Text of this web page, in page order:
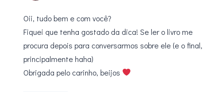
Oii, tudo bem e com você?
Fiquei que tenha gostado da dica! Se ler o livro me
procura depois para conversarmos sobre ele (e o final,
principalmente haha)
Obrigada pelo carinho, beijos